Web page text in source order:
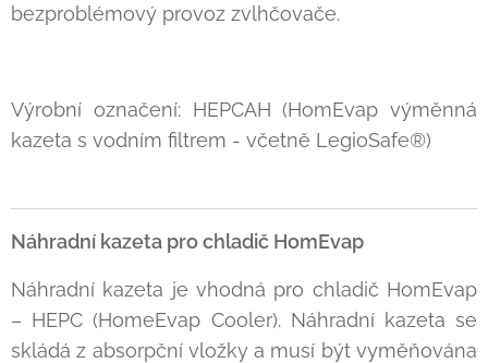
bezproblémový provoz zvlhčovače.
Výrobní označení: HEPCAH (HomEvap výměnná
kazeta s vodním filtrem - včetně LegioSafe®)
Náhradní kazeta pro chladič HomEvap
Náhradní kazeta je vhodná pro chladič HomEvap
– HEPC (HomeEvap Cooler). Náhradní kazeta se
skládá z absorpční vložky a musí být vyměňována